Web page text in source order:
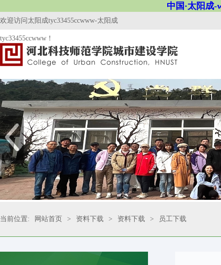
中国·太阳成-
欢迎访问太阳成tyc33455ccwww-太阳成
tyc33455ccwww！
当前位置: 网站首页 > 资料下载 > 资料下载 > 员工下载